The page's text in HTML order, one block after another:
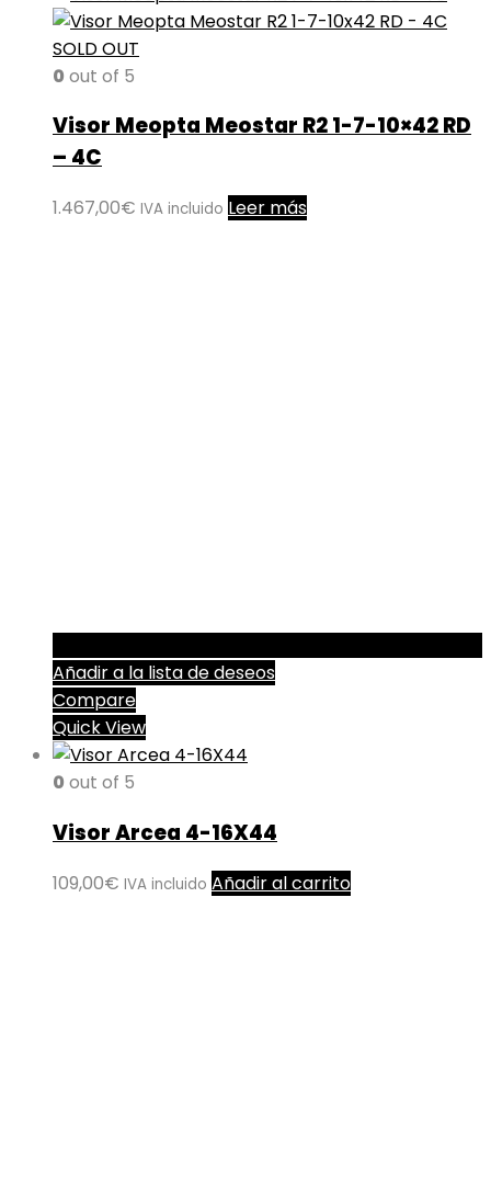
SOLD OUT
0 out of 5
Visor Meopta Meostar R2 1-7-10×42 RD
– 4C
1.467,00€ IVA incluido Leer más
Añadir a la lista de deseos
Compare
Quick View
0 out of 5
Visor Arcea 4-16X44
109,00€ IVA incluido Añadir al carrito